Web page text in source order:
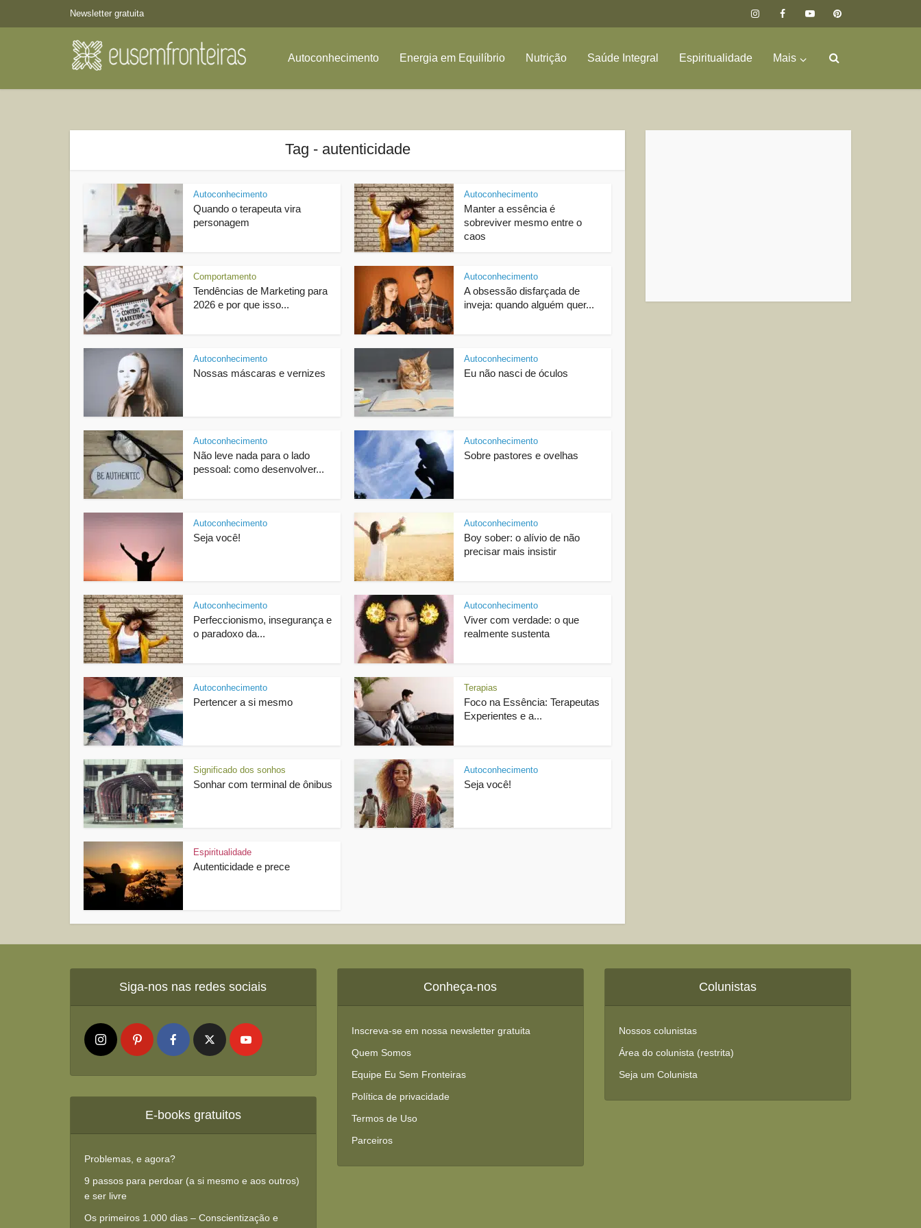
Newsletter gratuita
Autoconhecimento Energia em Equilíbrio Nutrição Saúde Integral Espiritualidade Mais
Tag - autenticidade
Autoconhecimento
Quando o terapeuta vira
personagem
Autoconhecimento
Manter a essência é
sobreviver mesmo entre o
caos
Comportamento
Tendências de Marketing para
2026 e por que isso...
Autoconhecimento
A obsessão disfarçada de
inveja: quando alguém quer...
Autoconhecimento
Nossas máscaras e vernizes
Autoconhecimento
Eu não nasci de óculos
Autoconhecimento
Não leve nada para o lado
pessoal: como desenvolver...
Autoconhecimento
Sobre pastores e ovelhas
Autoconhecimento
Seja você!
Autoconhecimento
Boy sober: o alívio de não
precisar mais insistir
Autoconhecimento
Perfeccionismo, insegurança e
o paradoxo da...
Autoconhecimento
Viver com verdade: o que
realmente sustenta
Autoconhecimento
Pertencer a si mesmo
Terapias
Foco na Essência: Terapeutas
Experientes e a...
Significado dos sonhos
Sonhar com terminal de ônibus
Autoconhecimento
Seja você!
Espiritualidade
Autenticidade e prece
Siga-nos nas redes sociais
E-books gratuitos
Problemas, e agora?
9 passos para perdoar (a si mesmo e aos outros)
e ser livre
Os primeiros 1.000 dias – Conscientização e
Conheça-nos
Inscreva-se em nossa newsletter gratuita
Quem Somos
Equipe Eu Sem Fronteiras
Política de privacidade
Termos de Uso
Parceiros
Colunistas
Nossos colunistas
Área do colunista (restrita)
Seja um Colunista